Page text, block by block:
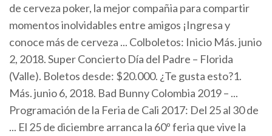
de cerveza poker, la mejor compañia para compartir
momentos inolvidables entre amigos ¡Ingresa y
conoce más de cerveza ... Colboletos: Inicio Más. junio
2, 2018. Super Concierto Día del Padre – Florida
(Valle). Boletos desde: $20.000. ¿Te gusta esto?1.
Más. junio 6, 2018. Bad Bunny Colombia 2019 – ...
Programación de la Feria de Cali 2017: Del 25 al 30 de
... El 25 de diciembre arranca la 60º feria que vive la